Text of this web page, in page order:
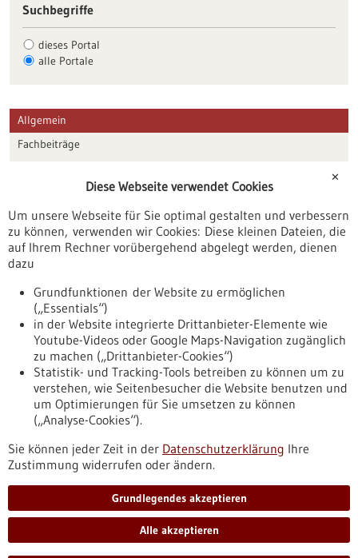
Suchbegriffe
dieses Portal
alle Portale
Allgemein
Fachbeiträge
Veranstaltungen
Erscheinungsdatum
Nach oben
Informiert bleiben
Newsletter abonnieren
✕
Diese Webseite verwendet Cookies
Um unsere Webseite für Sie optimal gestalten und verbessern
zu können, verwenden wir Cookies: Diese kleinen Dateien, die
auf Ihrem Rechner vorübergehend abgelegt werden, dienen
dazu
Grundfunktionen der Website zu ermöglichen
(„Essentials“)
in der Website integrierte Drittanbieter-Elemente wie
Youtube-Videos oder Google Maps-Navigation zugänglich
zu machen („Drittanbieter-Cookies“)
Statistik- und Tracking-Tools betreiben zu können um zu
verstehen, wie Seitenbesucher die Website benutzen und
um Optimierungen für Sie umsetzen zu können
(„Analyse-Cookies“).
Sie können jeder Zeit in der Datenschutzerklärung Ihre
Zustimmung widerrufen oder ändern.
Grundlegendes akzeptieren
Alle akzeptieren